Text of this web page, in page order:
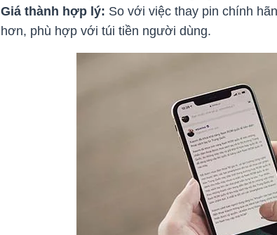
Giá thành hợp lý: So với việc thay pin chính
hơn, phù hợp với túi tiền người dùng.